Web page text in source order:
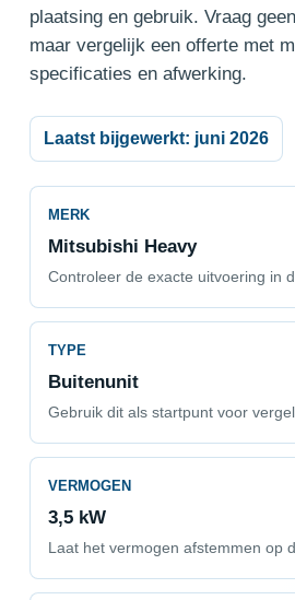
plaatsing en gebruik. Vraag
maar vergelijk een offerte met
specificaties en afwerking.
Laatst bijgewerkt: juni 2026
MERK
Mitsubishi Heavy
Controleer de exacte uitvoering in
TYPE
Buitenunit
Gebruik dit als startpunt voor
VERMOGEN
3,5 kW
Laat het vermogen afstemmen op